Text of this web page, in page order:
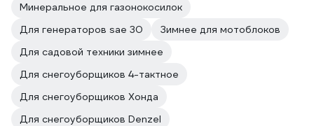
Минеральное для газонокосилок
Для генераторов sae 30
Зимнее для мотоблоков
Для садовой техники зимнее
Для снегоуборщиков 4-тактное
Для снегоуборщиков Хонда
Для снегоуборщиков Denzel